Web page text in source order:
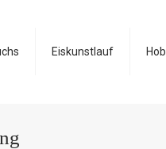
Eiskunstlauf